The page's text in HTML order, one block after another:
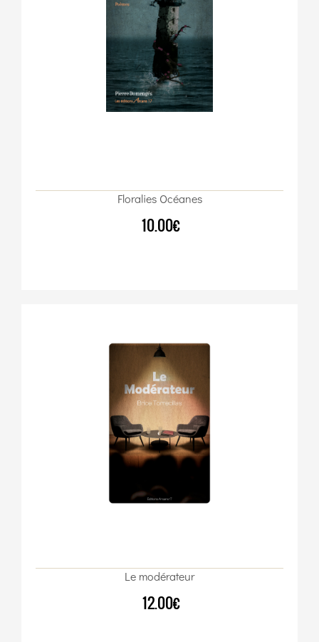
Floralies Océanes
10.00€
Le modérateur
12.00€